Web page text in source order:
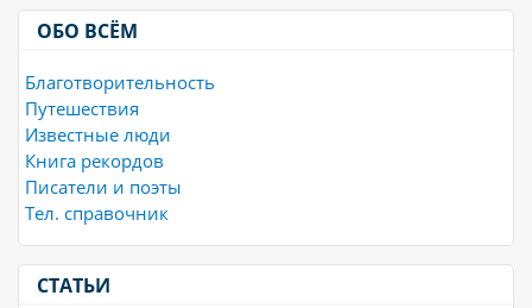
ОБО ВСЁМ
Благотворительность
Путешествия
Известные люди
Книга рекордов
Писатели и поэты
Тел. справочник
СТАТЬИ